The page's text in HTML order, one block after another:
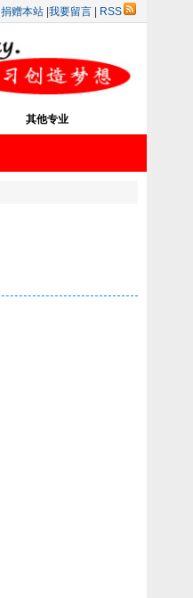
捐赠本站 我要留言 RSS
其他专业